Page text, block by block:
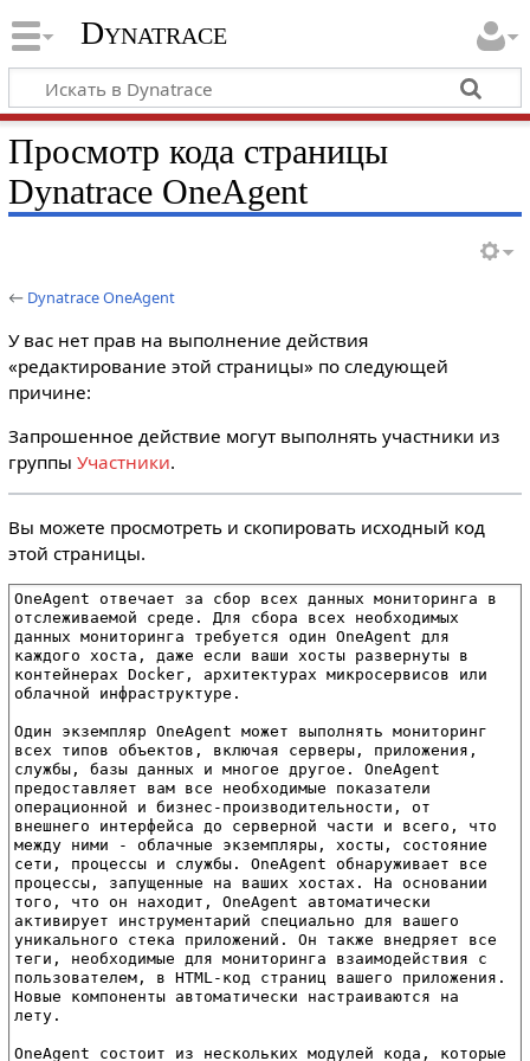
Dynatrace
Просмотр кода страницы
Dynatrace OneAgent
← Dynatrace OneAgent
У вас нет прав на выполнение действия
«редактирование этой страницы» по следующей
причине:
Запрошенное действие могут выполнять участники из
группы Участники.
Вы можете просмотреть и скопировать исходный код
этой страницы.